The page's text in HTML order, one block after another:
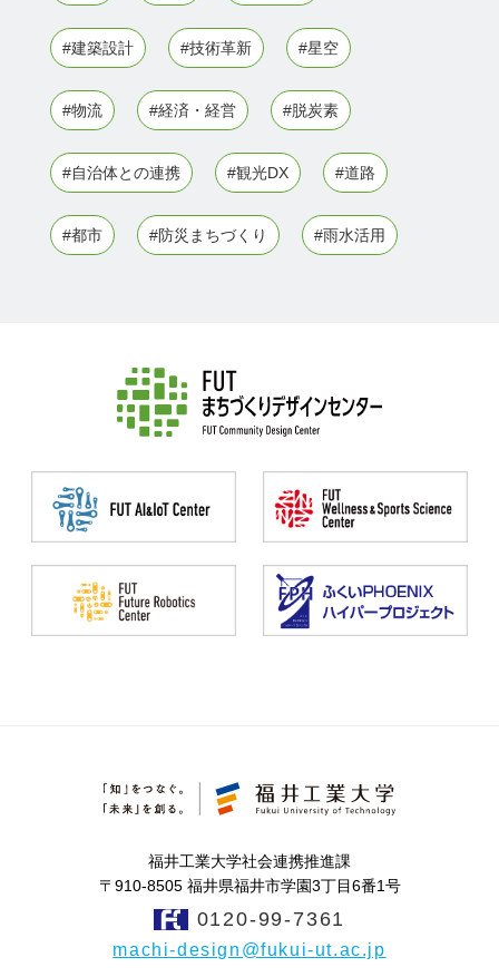
#建築設計 #技術革新 #星空
#物流 #経済・経営 #脱炭素
#自治体との連携 #観光DX #道路
#都市 #防災まちづくり #雨水活用
福井工業大学社会連携推進課
〒910-8505 福井県福井市学園3丁目6番1号
0120-99-7361
machi-design@fukui-ut.ac.jp